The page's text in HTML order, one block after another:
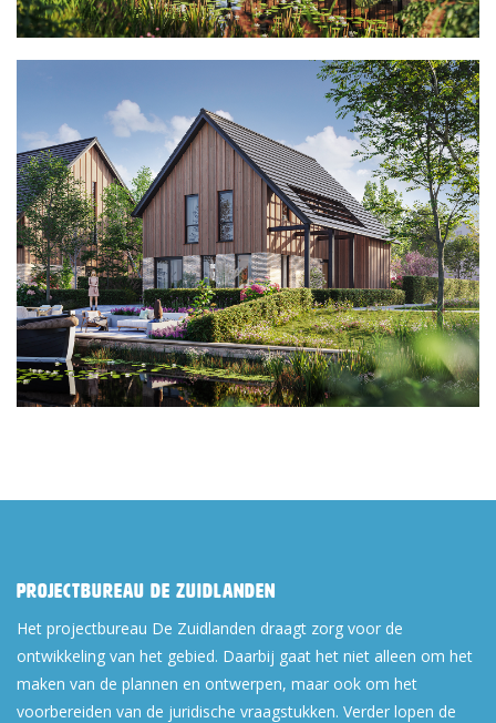
Projectbureau De Zuidlanden
Het projectbureau De Zuidlanden draagt zorg voor de
ontwikkeling van het gebied. Daarbij gaat het niet alleen om het
maken van de plannen en ontwerpen, maar ook om het
voorbereiden van de juridische vraagstukken. Verder lopen de